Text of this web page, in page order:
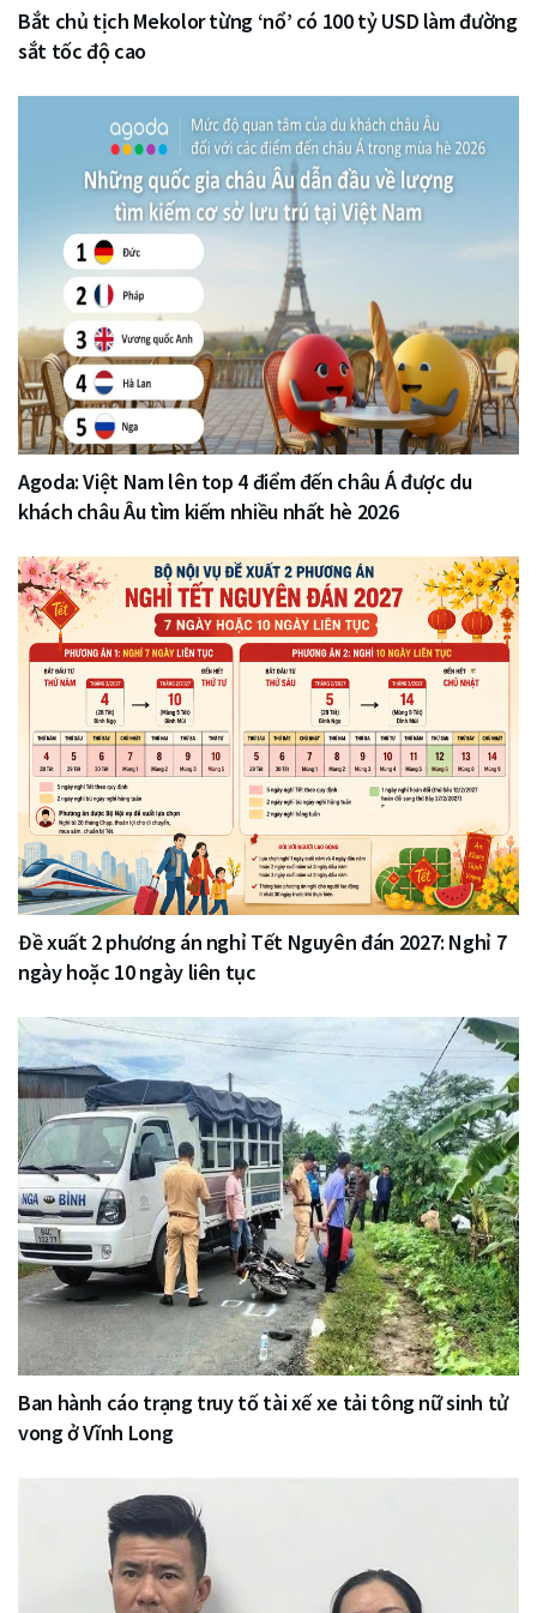
Bắt chủ tịch Mekolor từng ‘nổ’ có 100 tỷ USD làm đường
sắt tốc độ cao
Agoda: Việt Nam lên top 4 điểm đến châu Á được du
khách châu Âu tìm kiếm nhiều nhất hè 2026
Đề xuất 2 phương án nghỉ Tết Nguyên đán 2027: Nghỉ 7
ngày hoặc 10 ngày liên tục
Ban hành cáo trạng truy tố tài xế xe tải tông nữ sinh tử
vong ở Vĩnh Long